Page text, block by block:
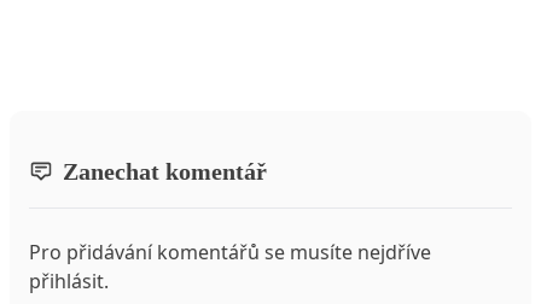
Zanechat komentář
Pro přidávání komentářů se musíte nejdříve
přihlásit.